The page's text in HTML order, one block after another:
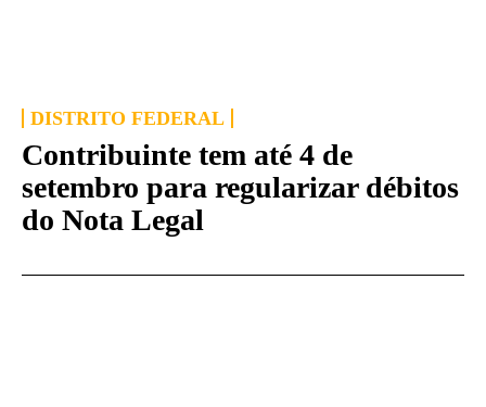
DISTRITO FEDERAL
Contribuinte tem até 4 de
setembro para regularizar débitos
do Nota Legal